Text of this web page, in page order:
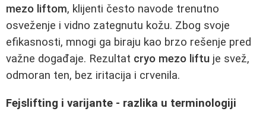
mezo liftom, klijenti često navode trenutno
osveženje i vidno zategnutu kožu. Zbog svoje
efikasnosti, mnogi ga biraju kao brzo rešenje pred
važne događaje. Rezultat cryo mezo liftu je svež,
odmoran ten, bez iritacija i crvenila.
Fejslifting i varijante - razlika u terminologiji